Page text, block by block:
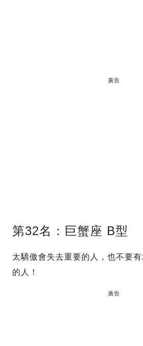
廣告
第32名：巨蟹座 B型
太驕傲會失去重要的人，也不要
的人！
廣告